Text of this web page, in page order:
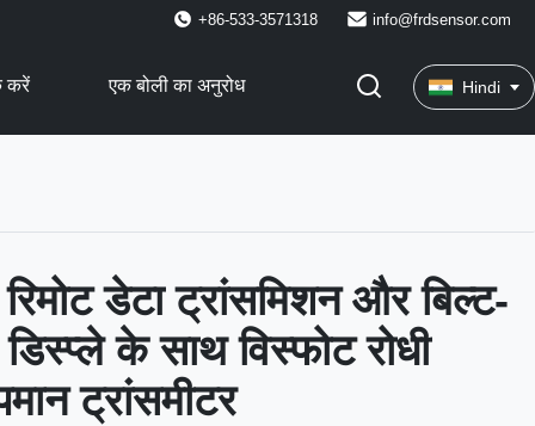
+86-533-3571318 info@frdsensor.com
करें एक बोली का अनुरोध Hindi
डेटा ट्रांसमिशन और बिल्ट-
के साथ विस्फोट रोधी
ट्रांसमीटर